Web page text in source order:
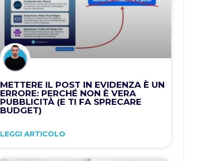
METTERE IL POST IN EVIDENZA È UN
ERRORE: PERCHÉ NON È VERA
PUBBLICITÀ (E TI FA SPRECARE
BUDGET)
LEGGI ARTICOLO